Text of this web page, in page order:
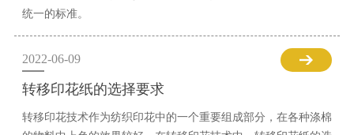
统一的标准。
2022-06-09
转移印花纸的选择要求
转移印花技术作为纺织印花中的一个重要组成部分，在各种涤棉